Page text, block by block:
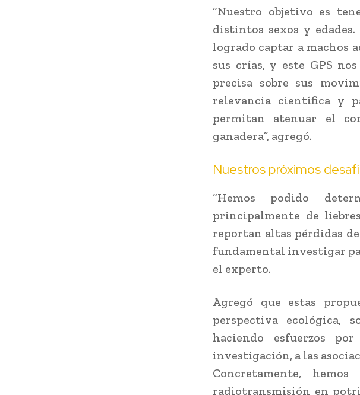
“Nuestro objetivo es
distintos sexos y edades.
logrado captar a machos
sus crías, y este GPS
precisa sobre sus
relevancia científica y
permitan atenuar el
ganadera”, agregó.
Nuestros próximos
“Hemos podido
principalmente de
reportan altas pérdidas
fundamental investigar
el experto.
Agregó que estas
perspectiva ecológica,
haciendo esfuerzos
investigación, a las
Concretamente,
radiotransmisión en